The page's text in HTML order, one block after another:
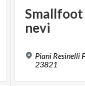
Smallfoot
nevi
Piani Resinelli
23821